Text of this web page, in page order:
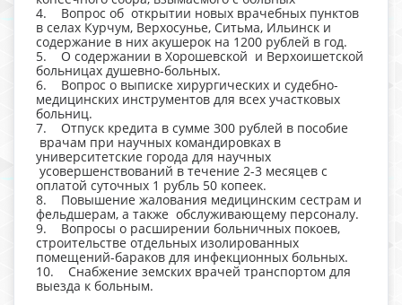
4. Вопрос об открытии новых врачебных пунктов
в селах Курчум, Верхосунье, Ситьма, Ильинск и
содержание в них акушерок на 1200 рублей в год.
5. О содержании в Хорошевской и Верхоишетской
больницах душевно-больных.
6. Вопрос о выписке хирургических и судебно-
медицинских инструментов для всех участковых
больниц.
7. Отпуск кредита в сумме 300 рублей в пособие
врачам при научных командировках в
университетские города для научных
усовершенствований в течение 2-3 месяцев с
оплатой суточных 1 рубль 50 копеек.
8. Повышение жалования медицинским сестрам и
фельдшерам, а также обслуживающему персоналу.
9. Вопросы о расширении больничных покоев,
строительстве отдельных изолированных
помещений-бараков для инфекционных больных.
10. Снабжение земских врачей транспортом для
выезда к больным.